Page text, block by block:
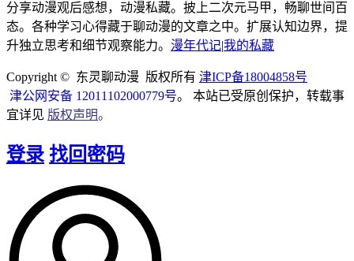
分享动漫观后感想，动漫私藏。披上二次元马甲，畅聊世间百
态。各种学习心得藏于聊动漫的文章之中。扩展认知边界，提
升独立思考和细节观察能力。 漫年代记|我的私藏
Copyright © 东灵聊动漫 版权所有 津ICP备18004858号
津公网安备 12011102000779号。 本站已受原创保护，转载事
宜详见 版权声明。
登录 找回密码